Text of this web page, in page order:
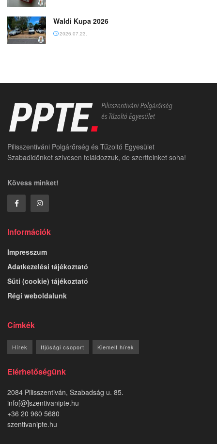
Waldi Kupa 2026
2026.07.23.
Pilisszentiváni Polgárőrség és Tűzoltó Egyesület
Szabadidőnket szívesen feláldozzuk, de szertteinket soha!
Kövess minket!
Információk
Impresszum
Adatkezelési tájékoztató
Süti (cookie) tájékoztató
Régi weboldalunk
Címkék
Hírek Ifjúsági csoport Kiemelt hírek
Elérhetőségünk
2084 Pilisszentiván, Szabadság u. 85.
info[@]szentivanipte.hu
+36 20 960 5680
szentivanipte.hu